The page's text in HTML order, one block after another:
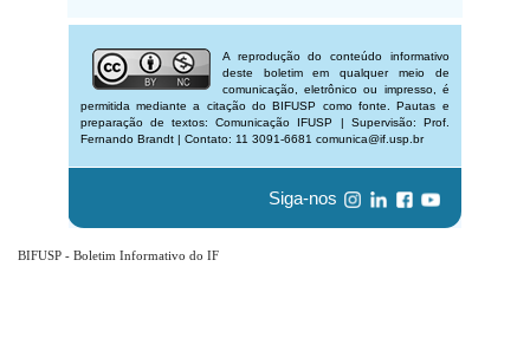
A reprodução do conteúdo informativo
deste boletim em qualquer meio de
comunicação, eletrônico ou impresso, é
permitida mediante a citação do BIFUSP como fonte. Pautas e
preparação de textos: Comunicação IFUSP | Supervisão: Prof.
Fernando Brandt | Contato: 11 3091-6681 comunica@if.usp.br
Siga-nos
BIFUSP - Boletim Informativo do IF